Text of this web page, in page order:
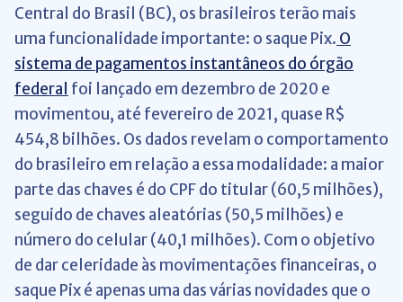
Central do Brasil (BC), os brasileiros terão mais
uma funcionalidade importante: o saque Pix. O
sistema de pagamentos instantâneos do órgão
federal foi lançado em dezembro de 2020 e
movimentou, até fevereiro de 2021, quase R$
454,8 bilhões. Os dados revelam o comportamento
do brasileiro em relação a essa modalidade: a maior
parte das chaves é do CPF do titular (60,5 milhões),
seguido de chaves aleatórias (50,5 milhões) e
número do celular (40,1 milhões). Com o objetivo
de dar celeridade às movimentações financeiras, o
saque Pix é apenas uma das várias novidades que o